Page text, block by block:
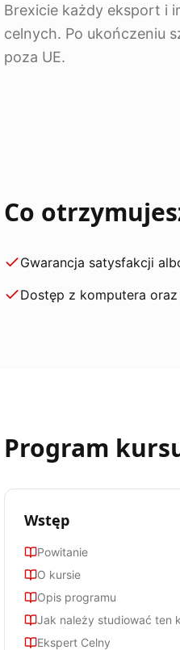
Brexicie każdy eksport i
celnych. Po ukończeniu
poza UE.
Co
Gwarancja satysfakcji
Dostęp z komputera
Program
Wstęp
Powitanie
O kursie
Opis programu
Jak należy studiować ten
Ekspert Celny